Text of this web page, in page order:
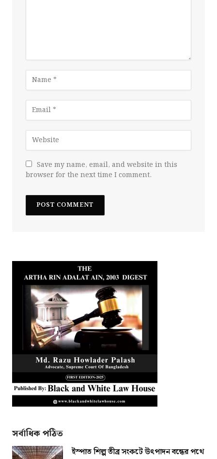
Save my name, email, and website in this
browser for the next time I comment.
সর্বাধিক পঠিত
ইস্পাত শিল্প তীব্র সংকটে উৎপাদন বন্ধের পথে